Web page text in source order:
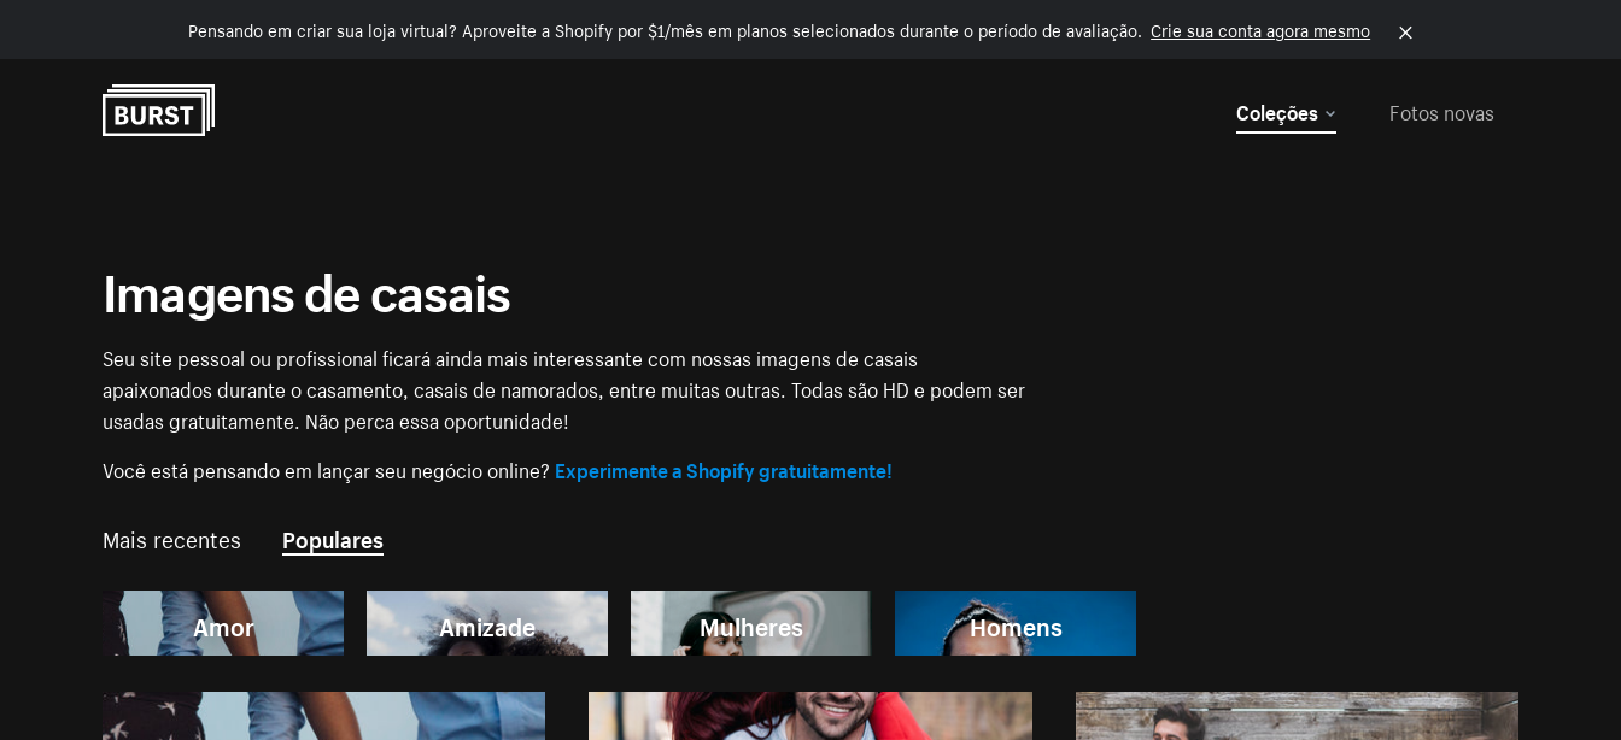
Pensando em criar sua loja virtual? Aproveite a Shopify por $1/mês em planos selecionados durante o período de avaliação. Crie sua conta agora mesmo
Coleções
Fotos novas
Imagens de casais
Seu site pessoal ou profissional ficará ainda mais interessante com nossas imagens de casais
apaixonados durante o casamento, casais de namorados, entre muitas outras. Todas são HD e podem ser
usadas gratuitamente. Não perca essa oportunidade!
Você está pensando em lançar seu negócio online? Experimente a Shopify gratuitamente!
Mais recentes Populares
Amor Amizade Mulheres Homens